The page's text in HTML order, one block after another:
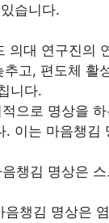
습니다.
의대 연구진의
고, 편도체 활
니다.
적으로 명상을
. 이는 마음챙
음챙김 명상은
음챙김 명상은